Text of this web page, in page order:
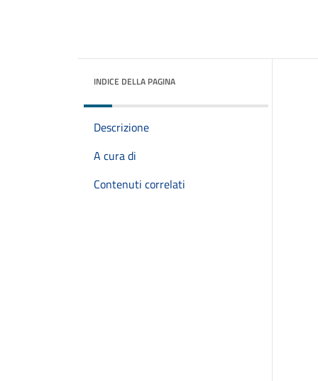
INDICE DELLA PAGINA
Descrizione
A cura di
Contenuti correlati